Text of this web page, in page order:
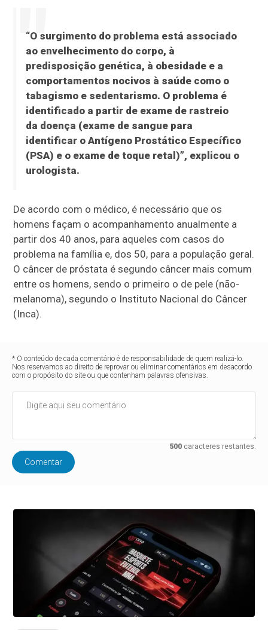
“O surgimento do problema está associado
ao envelhecimento do corpo, à
predisposição genética, à obesidade e a
comportamentos nocivos à saúde como o
tabagismo e sedentarismo. O problema é
identificado a partir de exame de rastreio
da doença (exame de sangue para
identificar o Antígeno Prostático Específico
(PSA) e o exame de toque retal)”, explicou o
urologista.
De acordo com o médico, é necessário que os
homens façam o acompanhamento anualmente a
partir dos 40 anos, para aqueles com casos do
problema na família e, dos 50, para a população geral.
O câncer de próstata é segundo câncer mais comum
entre os homens, sendo o primeiro o de pele (não-
melanoma), segundo o Instituto Nacional do Câncer
(Inca).
* O conteúdo de cada comentário é de responsabilidade de quem realizá-lo.
Nos reservamos ao direito de reprovar ou eliminar comentários em desacordo
com o propósito do site ou que contenham palavras ofensivas.
500caracteres restantes.
Comentar